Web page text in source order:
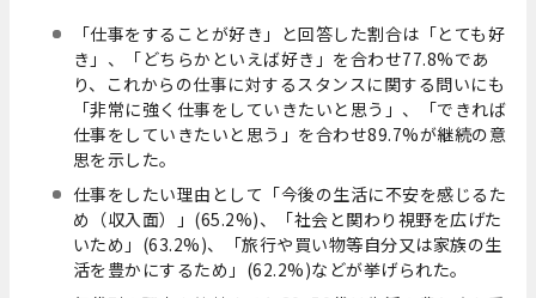
「仕事をすることが好き」と回答した割合は「とても好
き」、「どちらかといえば好き」を合わせ77.8%であ
り、これからの仕事に対するスタンスに関する問いにも
「非常に強く仕事をしていきたいと思う」、「できれば
仕事をしていきたいと思う」を合わせ89.7%が継続の意
思を示した。
仕事をしたい理由として「今後の生活に不安を感じるた
め（収入面）」(65.2%)、「社会と関わり視野を広げた
いため」(63.2%)、「旅行や買い物等自分又は家族の生
活を豊かにするため」(62.2%)などが挙げられた。